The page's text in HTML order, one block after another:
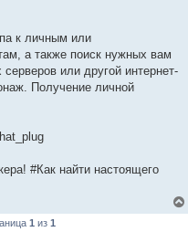
к личным или
а также поиск нужных вам
или другой интернет-
Получение личной
#Как найти настоящего
1 из 1